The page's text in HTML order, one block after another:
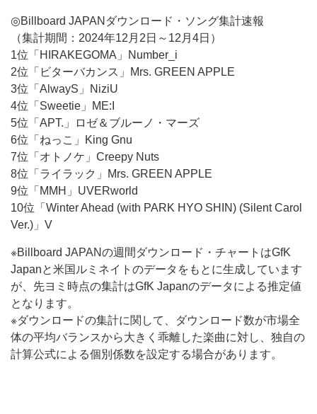
◎Billboard JAPANダウンロード・ソング集計速報
（集計期間：2024年12月2日～12月4日）
1位「HIRAKEGOMA」Number_i
2位「ビターバカンス」Mrs. GREEN APPLE
3位「AlwayS」NiziU
4位「Sweetie」ME:I
5位「APT.」ロゼ＆ブルーノ・マーズ
6位「ねっこ」King Gnu
7位「オトノケ」Creepy Nuts
8位「ライラック」Mrs. GREEN APPLE
9位「MMH」UVERworld
10位「Winter Ahead (with PARK HYO SHIN) (Silent Carol
Ver.)」V
※Billboard JAPANの週間ダウンロード・チャートはGfK
Japanと米国ルミネイトのデータをもとに生成しています
が、先ヨミ時点の集計はGfK Japanのデータによる推定値
となります。
※ダウンロードの集計に関して、ダウンロード数が市場全
体の平均バランスから大きく乖離した楽曲に対し、独自の
計算公式による個別係数を設定する場合があります。